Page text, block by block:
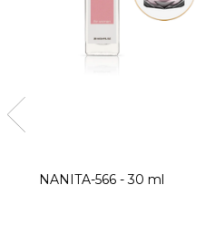
NANITA-566 - 30 ml